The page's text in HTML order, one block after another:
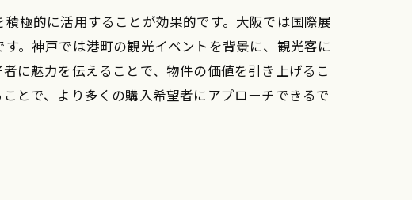
極的に活用することが効果的です。大阪では国際展
。神戸では港町の観光イベントを背景に、観光客に
に魅力を伝えることで、物件の価値を引き上げるこ
とで、より多くの購入希望者にアプローチできるで